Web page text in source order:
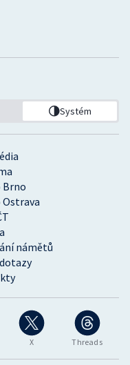
X Threads
Brno
námětů
Systém